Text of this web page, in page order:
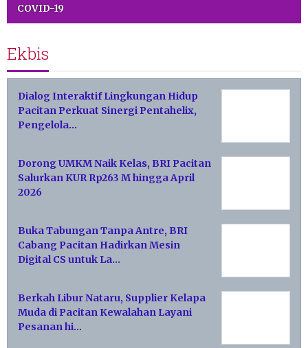
COVID-19
Ekbis
Dialog Interaktif Lingkungan Hidup
Pacitan Perkuat Sinergi Pentahelix,
Pengelola…
Dorong UMKM Naik Kelas, BRI Pacitan
Salurkan KUR Rp263 M hingga April
2026
Buka Tabungan Tanpa Antre, BRI
Cabang Pacitan Hadirkan Mesin
Digital CS untuk La…
Berkah Libur Nataru, Supplier Kelapa
Muda di Pacitan Kewalahan Layani
Pesanan hi…